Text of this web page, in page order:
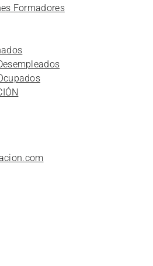
Formadores